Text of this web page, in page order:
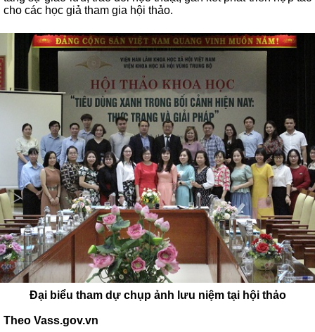
cho các học giả tham gia hội thảo.
Đại biểu tham dự chụp ảnh lưu niệm tại hội thảo
Theo Vass.gov.vn